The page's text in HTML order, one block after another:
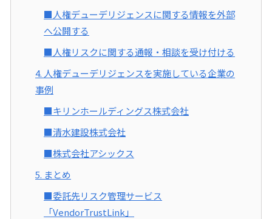
■人権デューデリジェンスに関する情報を外部
へ公開する
■人権リスクに関する通報・相談を受け付ける
4. 人権デューデリジェンスを実施している企業の
事例
■キリンホールディングス株式会社
■清水建設株式会社
■株式会社アシックス
5. まとめ
■委託先リスク管理サービス
「VendorTrustLink」